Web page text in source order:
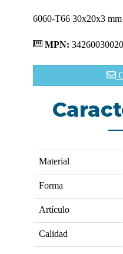
6060-T66 30x20x3
MPN:
Material
Forma
Artículo
Calidad